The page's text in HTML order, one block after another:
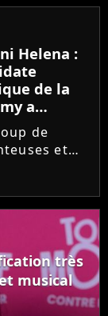
la dernière
les
Helena :
de la
a
de
et
Star
un rêve.
l'a rappelé
gagnante,
TF1 n'est
simple àtrès
musical